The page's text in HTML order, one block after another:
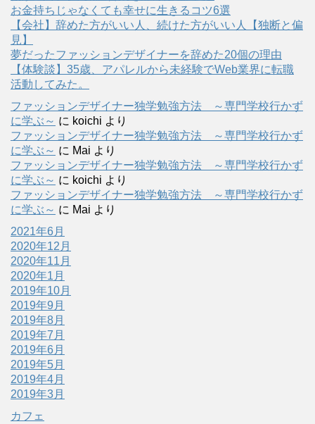
お金持ちじゃなくても幸せに生きるコツ6選
【会社】辞めた方がいい人、続けた方がいい人【独断と偏
見】
夢だったファッションデザイナーを辞めた20個の理由
【体験談】35歳、アパレルから未経験でWeb業界に転職
活動してみた。
ファッションデザイナー独学勉強方法 ～専門学校行かず
に学ぶ～ に koichi より
ファッションデザイナー独学勉強方法 ～専門学校行かず
に学ぶ～ に Mai より
ファッションデザイナー独学勉強方法 ～専門学校行かず
に学ぶ～ に koichi より
ファッションデザイナー独学勉強方法 ～専門学校行かず
に学ぶ～ に Mai より
2021年6月
2020年12月
2020年11月
2020年1月
2019年10月
2019年9月
2019年8月
2019年7月
2019年6月
2019年5月
2019年4月
2019年3月
カフェ